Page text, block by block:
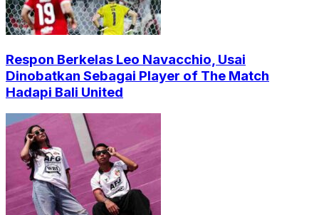
Respon Berkelas Leo Navacchio, Usai
Dinobatkan Sebagai Player of The Match
Hadapi Bali United